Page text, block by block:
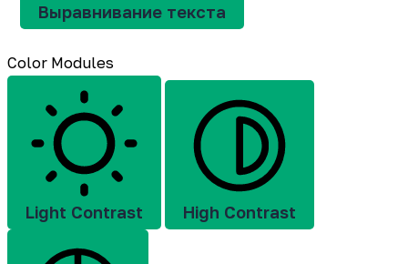
Выравнивание текста
Color Modules
Light Contrast High Contrast